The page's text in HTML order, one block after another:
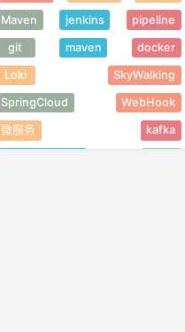
Maven jenkins pipeline
git maven docker
Loki SkyWalking
SpringCloud WebHook
微服务 kafka